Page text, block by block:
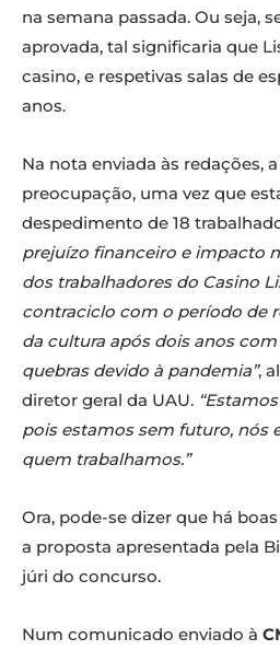
na semana passada. Ou seja,
aprovada, tal significaria que
casino, e respetivas salas de
anos.
Na nota enviada às redações,
preocupação, uma vez que
despedimento de 18
prejuízo financeiro e impacto
dos trabalhadores do Casino
contraciclo com o período de
da cultura após dois anos
quebras devido à pandemia”,
diretor geral da UAU.
pois estamos sem futuro, nós
quem trabalhamos.”
Ora, pode-se dizer que há
a proposta apresentada pela
júri do concurso.
Num comunicado enviado à